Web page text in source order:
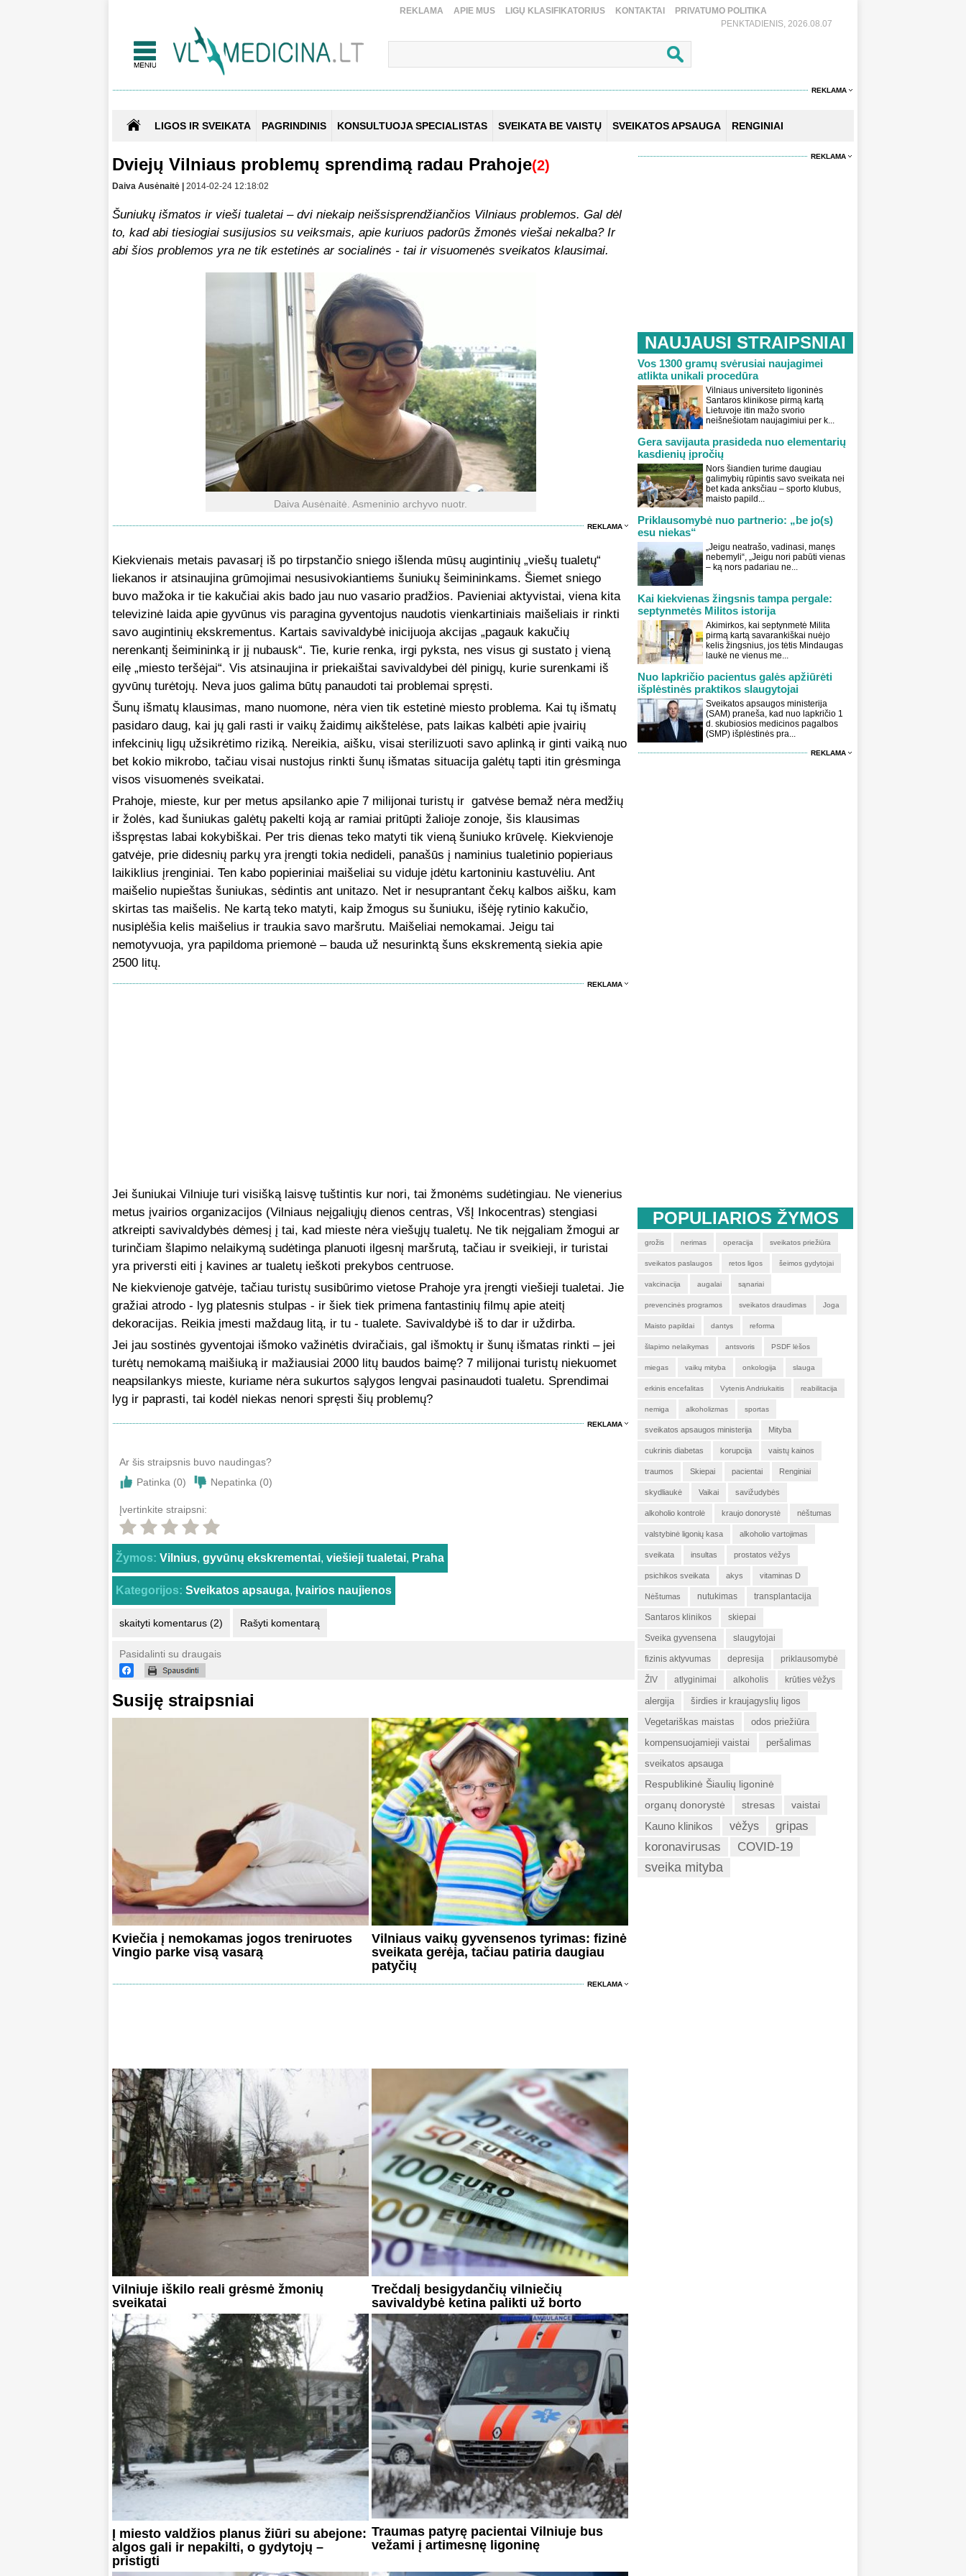
REKLAMA APIE MUS LIGŲ KLASIFIKATORIUS KONTAKTAI
PRIVATUMO POLITIKA
PENKTADIENIS, 2026.08.07
REKLAMA
LIGOS IR SVEIKATA PAGRINDINIS KONSULTUOJA SPECIALISTAS SVEIKATA BE VAISTŲ SVEIKATOS APSAUGA RENGINIAI
Dviejų Vilniaus problemų sprendimą radau Prahoje(2)
Daiva Ausėnaitė | 2014-02-24 12:18:02
Šuniukų išmatos ir vieši tualetai – dvi niekaip neišsisprendžiančios Vilniaus problemos. Gal dėl
to, kad abi tiesiogiai susijusios su veiksmais, apie kuriuos padorūs žmonės viešai nekalba? Ir
abi šios problemos yra ne tik estetinės ar socialinės - tai ir visuomenės sveikatos klausimai.
Daiva Ausėnaitė. Asmeninio archyvo nuotr.
REKLAMA
Kiekvienais metais pavasarį iš po tirpstančio sniego išlenda mūsų augintinių „viešų tualetų“
liekanos ir atsinaujina grūmojimai nesusivokiantiems šuniukų šeimininkams. Šiemet sniego
buvo mažoka ir tie kakučiai akis bado jau nuo vasario pradžios. Pavieniai aktyvistai, viena kita
televizinė laida apie gyvūnus vis paragina gyventojus naudotis vienkartiniais maišeliais ir rinkti
savo augintinių ekskrementus. Kartais savivaldybė inicijuoja akcijas „pagauk kakučių
nerenkantį šeimininką ir jį nubausk“. Tie, kurie renka, irgi pyksta, nes visus gi sustato į vieną
eilę „miesto teršėjai“. Vis atsinaujina ir priekaištai savivaldybei dėl pinigų, kurie surenkami iš
gyvūnų turėtojų. Neva juos galima būtų panaudoti tai problemai spręsti.
Šunų išmatų klausimas, mano nuomone, nėra vien tik estetinė miesto problema. Kai tų išmatų
pasidaro daug, kai jų gali rasti ir vaikų žaidimų aikštelėse, pats laikas kalbėti apie įvairių
infekcinių ligų užsikrėtimo riziką. Nereikia, aišku, visai sterilizuoti savo aplinką ir ginti vaiką nuo
bet kokio mikrobo, tačiau visai nustojus rinkti šunų išmatas situacija galėtų tapti itin grėsminga
visos visuomenės sveikatai.
Prahoje, mieste, kur per metus apsilanko apie 7 milijonai turistų ir gatvėse bemaž nėra medžių
ir žolės, kad šuniukas galėtų pakelti koją ar ramiai pritūpti žalioje zonoje, šis klausimas
išspręstas labai kokybiškai. Per tris dienas teko matyti tik vieną šuniuko krūvelę. Kiekvienoje
gatvėje, prie didesnių parkų yra įrengti tokia nedideli, panašūs į naminius tualetinio popieriaus
laikiklius įrenginiai. Ten kabo popieriniai maišeliai su viduje įdėtu kartoniniu kastuvėliu. Ant
maišelio nupieštas šuniukas, sėdintis ant unitazo. Net ir nesuprantant čekų kalbos aišku, kam
skirtas tas maišelis. Ne kartą teko matyti, kaip žmogus su šuniuku, išėję rytinio kakučio,
nusiplėšia kelis maišelius ir traukia savo maršrutu. Maišeliai nemokamai. Jeigu tai
nemotyvuoja, yra papildoma priemonė – bauda už nesurinktą šuns ekskrementą siekia apie
2500 litų.
REKLAMA
Jei šuniukai Vilniuje turi visišką laisvę tuštintis kur nori, tai žmonėms sudėtingiau. Ne vienerius
metus įvairios organizacijos (Vilniaus neįgaliųjų dienos centras, VšĮ Inkocentras) stengiasi
atkreipti savivaldybės dėmesį į tai, kad mieste nėra viešųjų tualetų. Ne tik neįgaliam žmogui ar
turinčiam šlapimo nelaikymą sudėtinga planuoti ilgesnį maršrutą, tačiau ir sveikieji, ir turistai
yra priversti eiti į kavines ar tualetų ieškoti prekybos centruose.
Ne kiekvienoje gatvėje, tačiau turistų susibūrimo vietose Prahoje yra įrengti viešieji tualetai. Jie
gražiai atrodo - lyg platesnis stulpas - ir šiek tiek primena fantastinių filmų apie ateitį
dekoracijas. Reikia įmesti maždaug litą, ir tu - tualete. Savivaldybė iš to dar ir uždirba.
Jei jau sostinės gyventojai išmoko važinėtis dviračiais, gal išmoktų ir šunų išmatas rinkti – jei
turėtų nemokamą maišiuką ir mažiausiai 2000 litų baudos baimę? 7 milijonai turistų niekuomet
neapsilankys mieste, kuriame nėra sukurtos sąlygos lengvai pasinaudoti tualetu. Sprendimai
lyg ir paprasti, tai kodėl niekas nenori spręsti šių problemų?
REKLAMA
Ar šis straipsnis buvo naudingas?
Patinka (0) Nepatinka (0)
Įvertinkite straipsni:
Žymos: Vilnius, gyvūnų ekskrementai, viešieji tualetai, Praha
Kategorijos: Sveikatos apsauga, Įvairios naujienos
skaityti komentarus (2) Rašyti komentarą
Pasidalinti su draugais
Susiję straipsniai
Kviečia į nemokamas jogos treniruotes
Vingio parke visą vasarą
Vilniaus vaikų gyvensenos tyrimas: fizinė
sveikata gerėja, tačiau patiria daugiau
patyčių
REKLAMA
Vilniuje iškilo reali grėsmė žmonių
sveikatai
Trečdalį besigydančių vilniečių
savivaldybė ketina palikti už borto
Į miesto valdžios planus žiūri su abejone:
algos gali ir nepakilti, o gydytojų –
pristigti
Traumas patyrę pacientai Vilniuje bus
vežami į artimesnę ligoninę
REKLAMA
NAUJAUSI STRAIPSNIAI
Vos 1300 gramų svėrusiai naujagimei
atlikta unikali procedūra
Vilniaus universiteto ligoninės
Santaros klinikose pirmą kartą
Lietuvoje itin mažo svorio
neišnešiotam naujagimiui per k...
Gera savijauta prasideda nuo elementarių
kasdienių įpročių
Nors šiandien turime daugiau
galimybių rūpintis savo sveikata nei
bet kada anksčiau – sporto klubus,
maisto papild...
Priklausomybė nuo partnerio: „be jo(s)
esu niekas“
„Jeigu neatrašo, vadinasi, manęs
nebemyli“, „Jeigu nori pabūti vienas
– ką nors padariau ne...
Kai kiekvienas žingsnis tampa pergale:
septynmetės Militos istorija
Akimirkos, kai septynmetė Milita
pirmą kartą savarankiškai nuėjo
kelis žingsnius, jos tėtis Mindaugas
laukė ne vienus me...
Nuo lapkričio pacientus galės apžiūrėti
išplėstinės praktikos slaugytojai
Sveikatos apsaugos ministerija
(SAM) praneša, kad nuo lapkričio 1
d. skubiosios medicinos pagalbos
(SMP) išplėstinės pra...
REKLAMA
POPULIARIOS ŽYMOS
grožis nerimas operacija sveikatos priežiūra
sveikatos paslaugos retos ligos šeimos gydytojai
vakcinacija augalai sąnariai
prevencinės programos sveikatos draudimas Joga
Maisto papildai dantys reforma
šlapimo nelaikymas antsvoris PSDF lėšos
miegas vaikų mityba onkologija slauga
erkinis encefalitas Vytenis Andriukaitis reabilitacija
nemiga alkoholizmas sportas
sveikatos apsaugos ministerija Mityba
cukrinis diabetas korupcija vaistų kainos
traumos Skiepai pacientai Renginiai
skydliaukė Vaikai savižudybės
alkoholio kontrolė kraujo donorystė nėštumas
valstybinė ligonių kasa alkoholio vartojimas
sveikata insultas prostatos vėžys
psichikos sveikata akys vitaminas D
Nėštumas nutukimas transplantacija
Santaros klinikos skiepai
Sveika gyvensena slaugytojai
fizinis aktyvumas depresija priklausomybė
ŽIV atlyginimai alkoholis krūties vėžys
alergija
širdies ir kraujagyslių ligos
Vegetariškas maistas
odos priežiūra
kompensuojamieji vaistai
peršalimas
sveikatos apsauga
Respublikinė Šiaulių ligoninė
organų donorystė
stresas vaistai
Kauno klinikos vėžys
gripas
koronavirusas
COVID-19
sveika mityba